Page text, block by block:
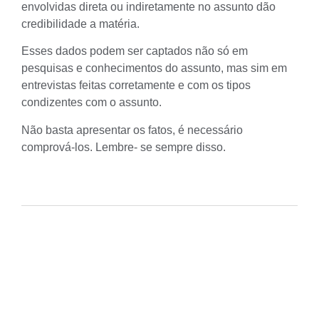
envolvidas direta ou indiretamente no assunto dão
credibilidade a matéria.
Esses dados podem ser captados não só em
pesquisas e conhecimentos do assunto, mas sim em
entrevistas feitas corretamente e com os tipos
condizentes com o assunto.
Não basta apresentar os fatos, é necessário
comprová-los. Lembre- se sempre disso.